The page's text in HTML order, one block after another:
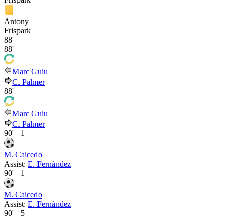
Antony
Frispark
88'
88'
Marc Guiu
C. Palmer
88'
Marc Guiu
C. Palmer
90' +1
M. Caicedo
Assist: E. Fernández
90' +1
M. Caicedo
Assist: E. Fernández
90' +5